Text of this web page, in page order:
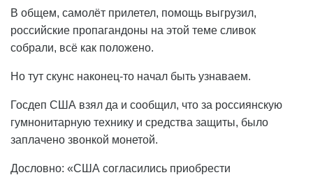
В общем, самолёт прилетел, помощь выгрузил,
российские пропагандоны на этой теме сливок
собрали, всё как положено.
Но тут скунс наконец-то начал быть узнаваем.
Госдеп США взял да и сообщил, что за россиянскую
гумнонитарную технику и средства защиты, было
заплачено звонкой монетой.
Дословно: «США согласились приобрести